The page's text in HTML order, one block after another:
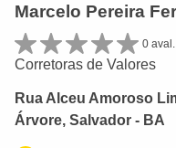
Marcelo Pereira
0 aval.
Corretoras de Valores
Rua Alceu Amoroso
Árvore, Salvador - BA